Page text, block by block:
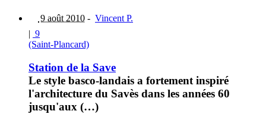
9 août 2010 - Vincent P.
| 9
(Saint-Plancard)
Station de la Save
Le style basco-landais a fortement inspiré
l'architecture du Savès dans les années 60
jusqu'aux (…)